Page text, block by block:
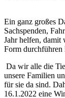
Ein ganz großes
Sachspenden,
Jahr helfen, damit
Form
Da wir alle die
unsere Familien
für sie da sind.
16.1.2022 eine